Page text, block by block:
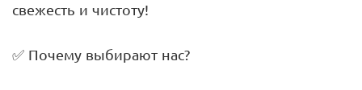
свежесть и чистоту!
✅ Почему выбирают нас?